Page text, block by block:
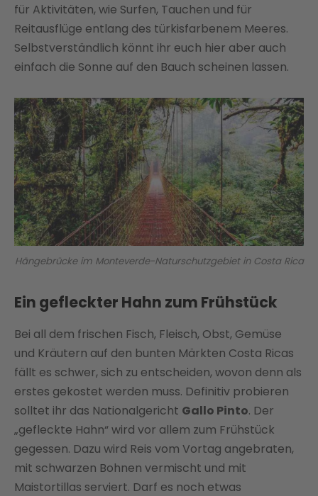
für Aktivitäten, wie Surfen, Tauchen und für
Reitausflüge entlang des türkisfarbenem Meeres.
Selbstverständlich könnt ihr euch hier aber auch
einfach die Sonne auf den Bauch scheinen lassen.
Hängebrücke im Monteverde-Naturschutzgebiet in Costa Rica
Ein gefleckter Hahn zum Frühstück
Bei all dem frischen Fisch, Fleisch, Obst, Gemüse
und Kräutern auf den bunten Märkten Costa Ricas
fällt es schwer, sich zu entscheiden, wovon denn als
erstes gekostet werden muss. Definitiv probieren
solltet ihr das Nationalgericht Gallo Pinto. Der
„gefleckte Hahn“ wird vor allem zum Frühstück
gegessen. Dazu wird Reis vom Vortag angebraten,
mit schwarzen Bohnen vermischt und mit
Maistortillas serviert. Darf es noch etwas